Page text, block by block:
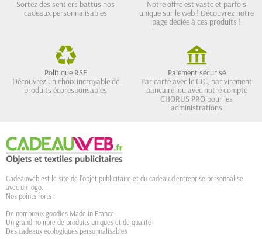
Sortez des sentiers battus nos
cadeaux personnalisables
Notre offre est vaste et parfois
unique sur le web ! Découvrez notre
page dédiée à ces produits !
Politique RSE
Découvrez un choix incroyable de
produits écoresponsables
Paiement sécurisé
Par carte avec le CIC, par virement
bancaire, ou avec notre compte
CHORUS PRO pour les
administrations
Cadeauweb est le site de l'objet publicitaire et du cadeau d'entreprise personnalisé
avec un logo.
Nos points forts :
De nombreux goodies Made in France
Un grand nombre de produits uniques et de qualité
Des cadeaux écologiques personnalisables